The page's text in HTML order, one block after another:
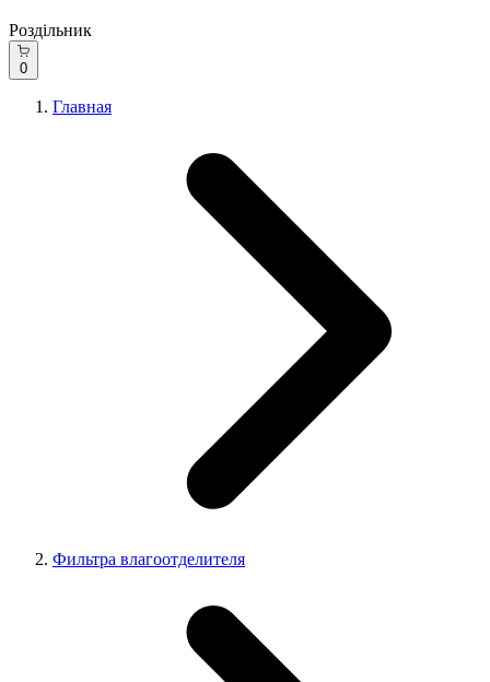
Роздільник
0
Главная
Фильтра влагоотделителя